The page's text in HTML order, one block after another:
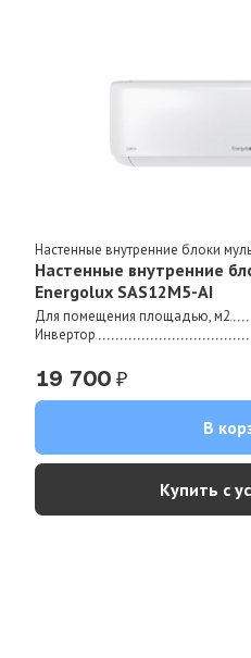
Настенные внутренние блоки
Настенные внутренние
Energolux SAS12M5-AI
Для помещения площадью, м2
Инвертор
19 700 ₽
В
Купить с